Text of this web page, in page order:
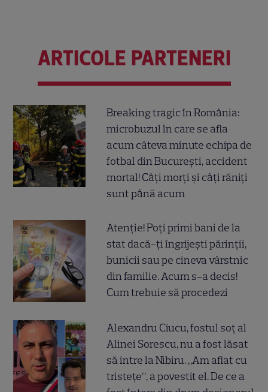
ARTICOLE PARTENERI
Breaking tragic în România:
microbuzul în care se afla
acum câteva minute echipa de
fotbal din București, accident
mortal! Câți morți și câți răniți
sunt până acum
Atenție! Poți primi bani de la
stat dacă-ți îngrijești părinții,
bunicii sau pe cineva vârstnic
din familie. Acum s-a decis!
Cum trebuie să procedezi
Alexandru Ciucu, fostul soț al
Alinei Sorescu, nu a fost lăsat
să intre la Nibiru. „Am aflat cu
tristețe”, a povestit el. De ce a